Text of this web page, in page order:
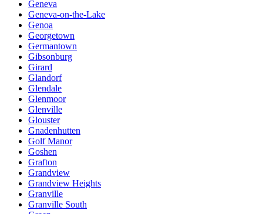
Geneva
Geneva-on-the-Lake
Genoa
Georgetown
Germantown
Gibsonburg
Girard
Glandorf
Glendale
Glenmoor
Glenville
Glouster
Gnadenhutten
Golf Manor
Goshen
Grafton
Grandview
Grandview Heights
Granville
Granville South